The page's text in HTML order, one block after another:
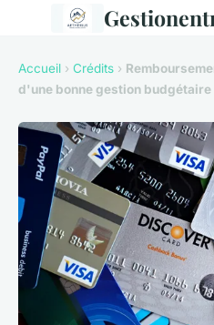
Accueil › Crédits ›
d'une bonne gestion budgétaire